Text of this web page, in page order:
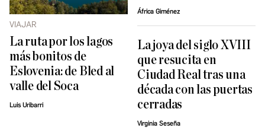
VIAJAR
La ruta por los lagos
más bonitos de
Eslovenia: de Bled al
valle del Soca
Luis Uribarri
África Giménez
La joya del siglo XVIII
que resucita en
Ciudad Real tras una
década con las puertas
cerradas
Virginia Seseña